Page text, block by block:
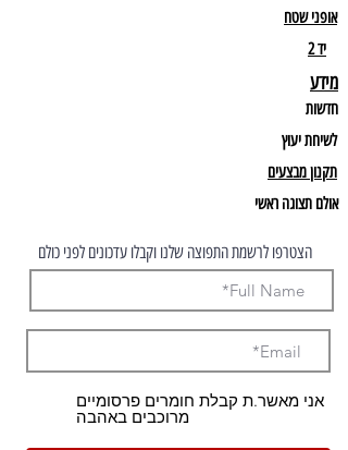
אופני שטח
יד 2
מידע
חדשות
לשיחת יעוץ
תקנון מבצעים
אולם תצוגה ראשי
הצטרפו לרשמת התפוצה שלנו וקבלו עדכונים לפני כולם
אני מאשר.ת קבלת חומרים פרסומיים
מרוכבים באהבה